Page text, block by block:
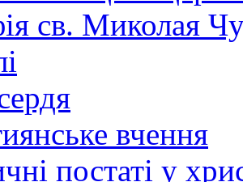
св. Миколая
вчення
постаті у